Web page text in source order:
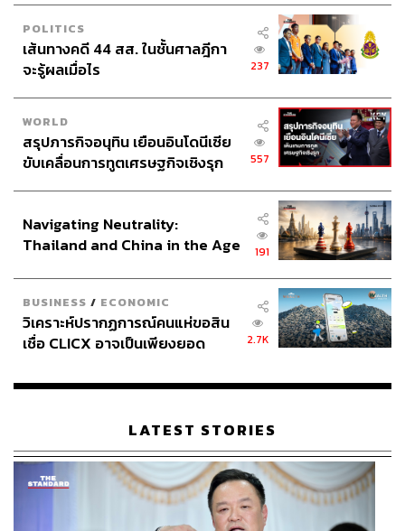
POLITICS
เส้นทางคดี 44 สส. ในชั้นศาลฎีกา
จะรู้ผลเมื่อไร
237
WORLD
สรุปภารกิจอนุทิน เยือนอินโดนีเซีย
ขับเคลื่อนการทูตเศรษฐกิจเชิงรุก
557
Navigating Neutrality:
Thailand and China in the Age
191
BUSINESS / ECONOMIC
วิเคราะห์ปรากฏการณ์คนแห่ขอสิน
เชื่อ CLICX อาจเป็นเพียงยอด
เรือนไทยที่ถูกซุกไว้
2.7K
LATEST STORIES